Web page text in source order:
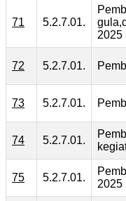
71 5.2.7.01.
2025
72 5.2.7.01.
73 5.2.7.01.
74 5.2.7.01.
75 5.2.7.01.
2025